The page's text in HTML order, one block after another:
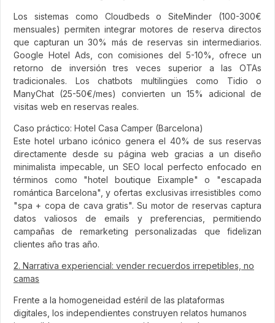
Los sistemas como Cloudbeds o SiteMinder (100-300€
mensuales) permiten integrar motores de reserva directos
que capturan un 30% más de reservas sin intermediarios.
Google Hotel Ads, con comisiones del 5-10%, ofrece un
retorno de inversión tres veces superior a las OTAs
tradicionales. Los chatbots multilingües como Tidio o
ManyChat (25-50€/mes) convierten un 15% adicional de
visitas web en reservas reales.
Caso práctico: Hotel Casa Camper (Barcelona)
Este hotel urbano icónico genera el 40% de sus reservas
directamente desde su página web gracias a un diseño
minimalista impecable, un SEO local perfecto enfocado en
términos como "hotel boutique Eixample" o "escapada
romántica Barcelona", y ofertas exclusivas irresistibles como
"spa + copa de cava gratis". Su motor de reservas captura
datos valiosos de emails y preferencias, permitiendo
campañas de remarketing personalizadas que fidelizan
clientes año tras año.
2. Narrativa experiencial: vender recuerdos irrepetibles, no
camas
Frente a la homogeneidad estéril de las plataformas
digitales, los independientes construyen relatos humanos